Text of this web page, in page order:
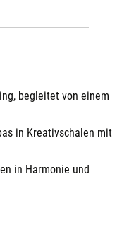
begleitet von einem
in Kreativschalen mit
in Harmonie und